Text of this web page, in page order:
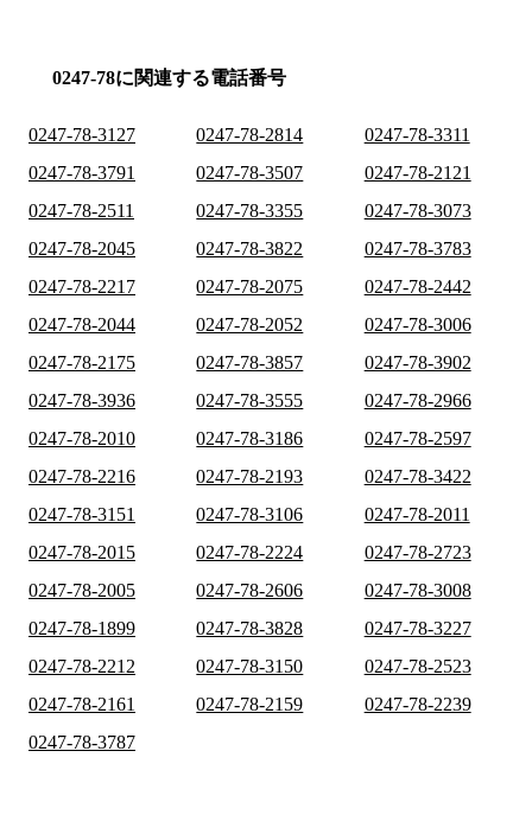
0247-78に関連する電話番号
0247-78-3127 0247-78-2814
0247-78-3311
0247-78-3791
0247-78-3507
0247-78-2121
0247-78-2511
0247-78-3355
0247-78-3073
0247-78-2045
0247-78-3822
0247-78-3783
0247-78-2217
0247-78-2075
0247-78-2442
0247-78-2044
0247-78-2052
0247-78-3006
0247-78-2175
0247-78-3857
0247-78-3902
0247-78-3936
0247-78-3555
0247-78-2966
0247-78-2010
0247-78-3186
0247-78-2597
0247-78-2216
0247-78-2193
0247-78-3422
0247-78-3151
0247-78-3106
0247-78-2011
0247-78-2015
0247-78-2224
0247-78-2723
0247-78-2005
0247-78-2606
0247-78-3008
0247-78-1899
0247-78-3828
0247-78-3227
0247-78-2212
0247-78-3150
0247-78-2523
0247-78-2161
0247-78-2159
0247-78-2239
0247-78-3787